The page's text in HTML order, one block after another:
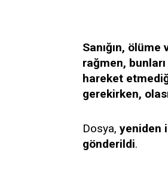
Sanığın,
rağmen,
hareket
gerekirken,
Dosya, yeniden
gönderildi.